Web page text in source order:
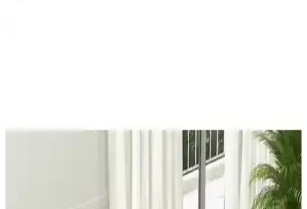
Paşabahçe Magnolia Metal Ayaklı Gold Detaylı
Kase ve Şekerlik Seti Şık ve Modern Tasarım
Altı adet cam kase ve şekerlikten oluşan Magnolia seti, gold detaylar
ve dayanıklı malzemeleriyle sofralarınıza şıklık ve fonksiyonellik